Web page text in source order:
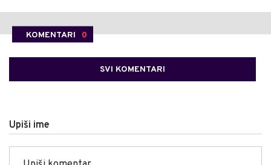
KOMENTARI 0
SVI KOMENTARI
Upiši ime